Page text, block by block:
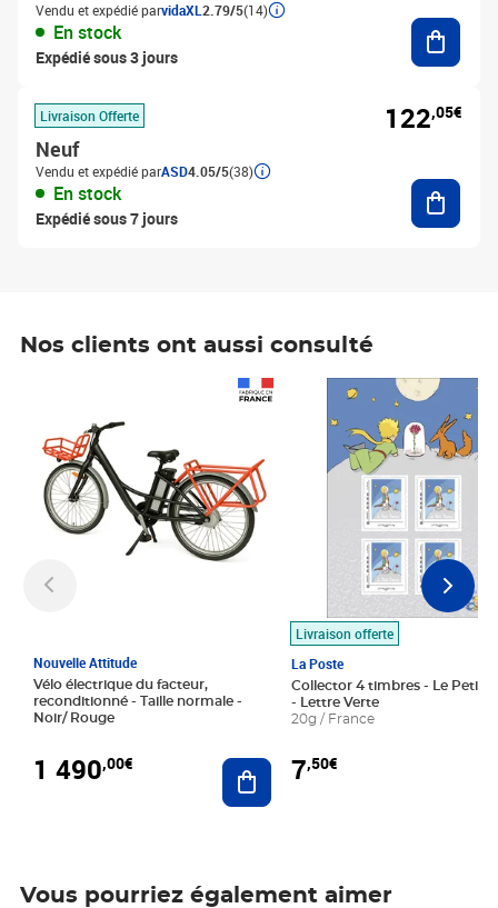
Vendu et expédié parvidaXL 2.79/5(14)
En stock
Expédié sous 3 jours
Livraison Offerte
Neuf
Vendu et expédié parASD4.05/5(38)
En stock
Expédié sous 7 jours
122,05€
Nos clients ont aussi consulté
Nouvelle Attitude
Vélo électrique du facteur,
reconditionné - Taille normale -
Noir/ Rouge
1 490,00€ Ajouter au panier
Livraison offerte
La Poste
Collector 4 timbres - Le Petit
- Lettre Verte
20g / France
7,50€
Prix 7,50€
Vous pourriez également aimer